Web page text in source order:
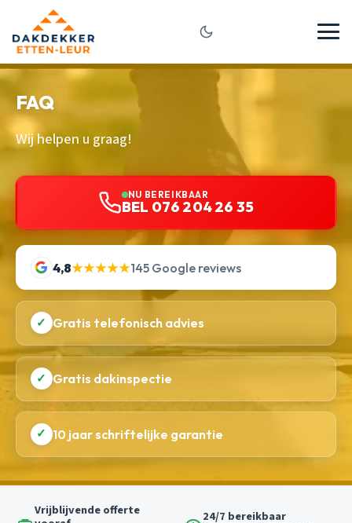
FAQ
Wij helpen u graag!
NU BEREIKBAAR
BEL 076 204 26 35
4,8★★★★★145 Google reviews
✓ Gratis telefonisch advies
✓ Gratis dakinspectie
✓ 10 jaar schriftelijke garantie
Vrijblijvende offerte
24/7 bereikbaar